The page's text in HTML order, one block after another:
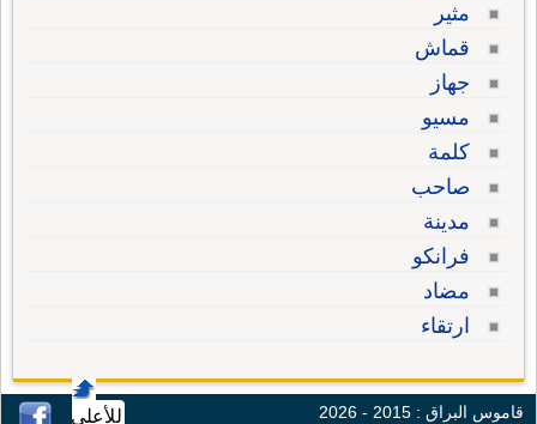
مثير
قماش
جهاز
مسيو
كلمة
صاحب
مدينة
فرانكو
مضاد
ارتقاء
للأعلى قاموس البراق : 2015 - 2026